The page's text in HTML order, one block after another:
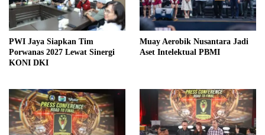
PWI Jaya Siapkan Tim
Porwanas 2027 Lewat Sinergi
KONI DKI
Muay Aerobik Nusantara Jadi
Aset Intelektual PBMI